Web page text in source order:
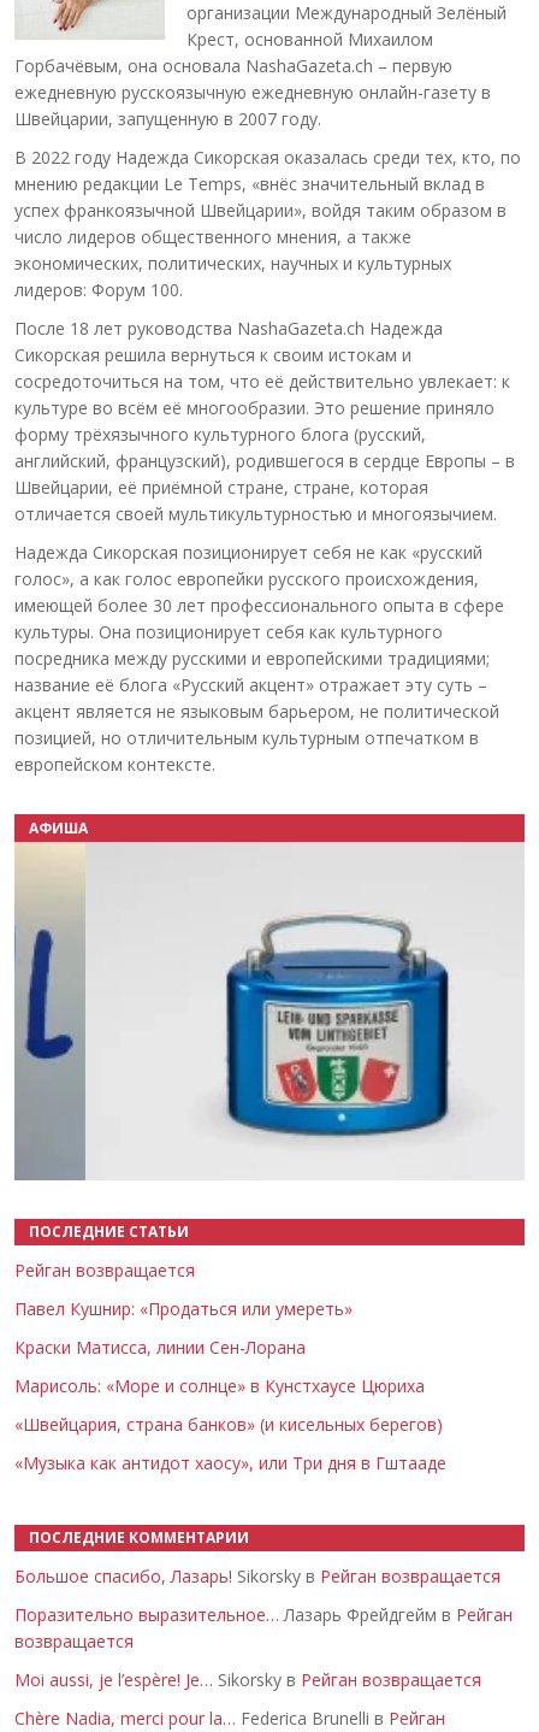
организации Международный Зелёный
Крест, основанной Михаилом
Горбачёвым, она основала NashaGazeta.ch – первую
ежедневную русскоязычную ежедневную онлайн-газету в
Швейцарии, запущенную в 2007 году.
В 2022 году Надежда Сикорская оказалась среди тех, кто, по
мнению редакции Le Temps, «внёс значительный вклад в
успех франкоязычной Швейцарии», войдя таким образом в
число лидеров общественного мнения, а также
экономических, политических, научных и культурных
лидеров: Форум 100.
После 18 лет руководства NashaGazeta.ch Надежда
Сикорская решила вернуться к своим истокам и
сосредоточиться на том, что её действительно увлекает: к
культуре во всём её многообразии. Это решение приняло
форму трёхязычного культурного блога (русский,
английский, французский), родившегося в сердце Европы – в
Швейцарии, её приёмной стране, стране, которая
отличается своей мультикультурностью и многоязычием.
Надежда Сикорская позиционирует себя не как «русский
голос», а как голос европейки русского происхождения,
имеющей более 30 лет профессионального опыта в сфере
культуры. Она позиционирует себя как культурного
посредника между русскими и европейскими традициями;
название её блога «Русский акцент» отражает эту суть –
акцент является не языковым барьером, не политической
позицией, но отличительным культурным отпечатком в
европейском контексте.
АФИША
ПОСЛЕДНИЕ СТАТЬИ
Рейган возвращается
Павел Кушнир: «Продаться или умереть»
Краски Матисса, линии Сен-Лорана
Марисоль: «Море и солнце» в Кунстхаусе Цюриха
«Швейцария, страна банков» (и кисельных берегов)
«Музыка как антидот хаосу», или Три дня в Гштааде
ПОСЛЕДНИЕ КОММЕНТАРИИ
Большое спасибо, Лазарь! Sikorsky в Рейган возвращается
Поразительно выразительное… Лазарь Фрейдгейм в Рейган
возвращается
Moi aussi, je l’espère! Je… Sikorsky в Рейган возвращается
Chère Nadia, merci pour la… Federica Brunelli в Рейган